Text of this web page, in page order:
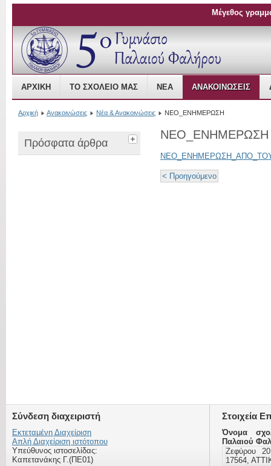
Open Source Content Management
ΑΡΧΙΚΉ ΤΟ ΣΧΟΛΕΊΟ ΜΑΣ ΝΈΑ ΑΝΑΚΟΙΝΏΣΕΙΣ
Μέγεθος
Αρχική Ανακοινώσεις Νέα & Ανακοινώσεις NEO_ENHMEΡΩΣΗ
Πρόσφατα άρθρα
NEO_ENHMEΡΩΣΗ
< Προηγούμενο
Σύνδεση διαχειριστή
Εκτεταμένη Διαχείριση
Απλή Διαχείριση ιστότοπου
Υπεύθυνος ιστοσελίδας:
Καπετανάκης Γ.(ΠΕ01)
Στοιχεία
Όνομα
Παλαιού
Ζεφύρου
17564,